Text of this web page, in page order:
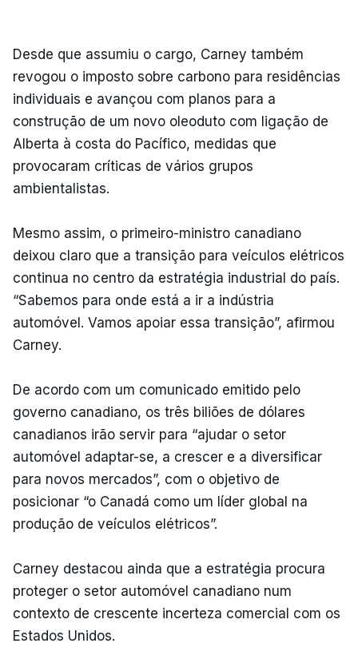
Desde que assumiu o cargo, Carney também
revogou o imposto sobre carbono para residências
individuais e avançou com planos para a
construção de um novo oleoduto com ligação de
Alberta à costa do Pacífico, medidas que
provocaram críticas de vários grupos
ambientalistas.
Mesmo assim, o primeiro-ministro canadiano
deixou claro que a transição para veículos elétricos
continua no centro da estratégia industrial do país.
“Sabemos para onde está a ir a indústria
automóvel. Vamos apoiar essa transição”, afirmou
Carney.
De acordo com um comunicado emitido pelo
governo canadiano, os três biliões de dólares
canadianos irão servir para “ajudar o setor
automóvel adaptar-se, a crescer e a diversificar
para novos mercados”, com o objetivo de
posicionar “o Canadá como um líder global na
produção de veículos elétricos”.
Carney destacou ainda que a estratégia procura
proteger o setor automóvel canadiano num
contexto de crescente incerteza comercial com os
Estados Unidos.